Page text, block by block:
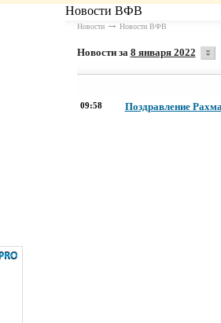
Новости ВФВ
Новости Новости ВФВ
Новости за 8 января 2022
09:58 Поздравление